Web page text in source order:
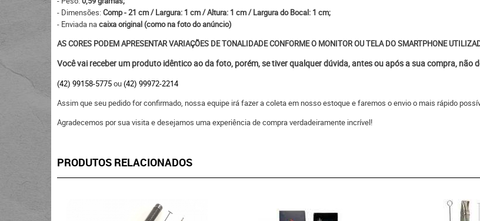
- Dimensões:Comp - 21 cm / Largura: 1 cm / Altura: 1 cm / Largura do Bocal: 1 cm;
- Enviada nacaixa original (como na foto do anúncio)
AS CORES PODEM APRESENTAR VARIAÇÕES DE TONALIDADE CONFORME O MONITOR OU TELA DO SMARTPHONE
Você vai receber um produto idêntico ao da foto, porém, se tiver qualquer dúvida, antes ou após a sua compra, não
(42) 99158-5775ou(42) 99972-2214
Assim que seu pedido for confirmado, nossa equipe irá fazer a coleta em nosso estoque e faremos o envio o mais rápido
Agradecemos por sua visita e desejamos uma experiência de compra verdadeiramente incrível!
PRODUTOS RELACIONADOS